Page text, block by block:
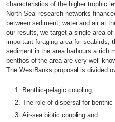
characteristics of the higher trophic
North Sea’ research networks
between sediment, water and air at
our results, we target a single area
important foraging area for seabirds;
sediment in the area harbours a rich
benthos of the area are very well
The WestBanks proposal is divided
Benthic-pelagic coupling,
The role of dispersal for
Air-sea biotic coupling and